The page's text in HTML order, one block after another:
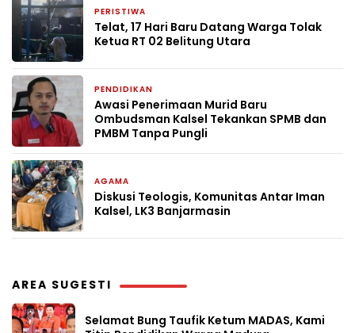
PERISTIWA
Telat, 17 Hari Baru Datang Warga Tolak
Ketua RT 02 Belitung Utara
PENDIDIKAN
Awasi Penerimaan Murid Baru
Ombudsman Kalsel Tekankan SPMB dan
PMBM Tanpa Pungli
AGAMA
Diskusi Teologis, Komunitas Antar Iman
Kalsel, LK3 Banjarmasin
AREA SUGESTI
Selamat Bung Taufik Ketum MADAS, Kami